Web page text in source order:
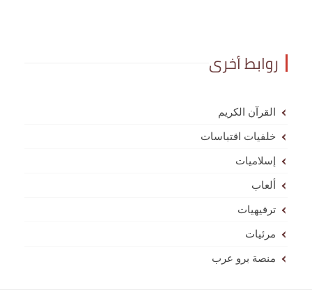
روابط أخرى
القرآن الكريم
خلفيات اقتباسات
إسلاميات
ألعاب
ترفيهيات
مرئيات
منصة برو عرب